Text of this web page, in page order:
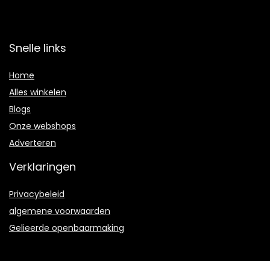
Snelle links
Home
Alles winkelen
Blogs
Onze webshops
Adverteren
Verklaringen
Privacybeleid
algemene voorwaarden
Gelieerde openbaarmaking